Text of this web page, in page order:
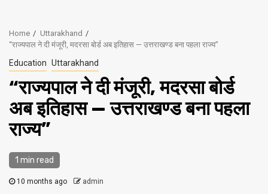
Home
Uttarakhand
“राज्यपाल ने दी मंजूरी, मदरसा बोर्ड अब इतिहास — उत्तराखण्ड बना पहला राज्य”
Education Uttarakhand
“राज्यपाल ने दी मंजूरी, मदरसा बोर्ड
अब इतिहास — उत्तराखण्ड बना पहला
राज्य”
1 min read
10 months ago admin